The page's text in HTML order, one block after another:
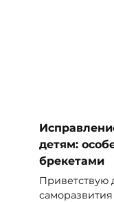
детям:
брекетами
Приветствую
саморазвития